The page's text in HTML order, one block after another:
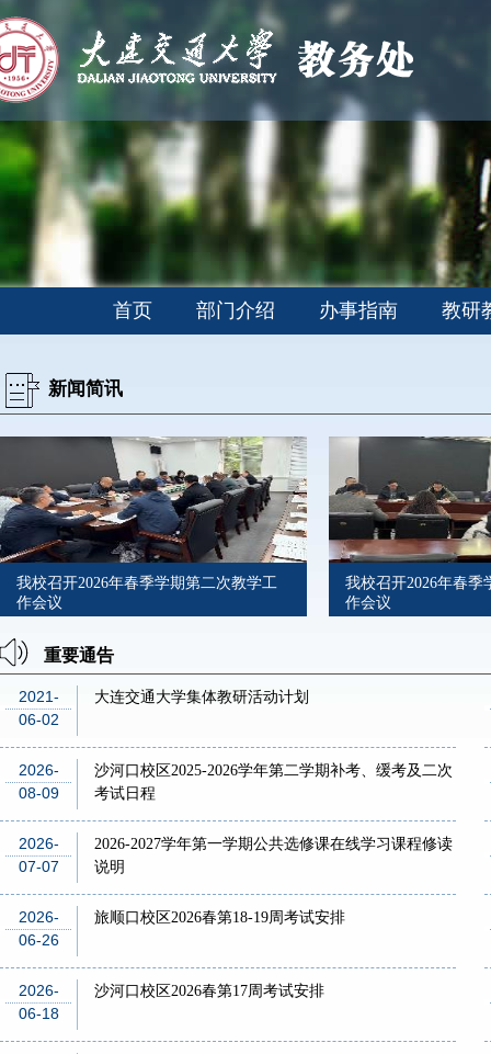
首页 部门介绍 办事指南 教研
新闻简讯
我校召开2026年春季学期第二次教学工
作会议
我校召开2026年春季
作会议
重要通告
2021-
06-02
大连交通大学集体教研活动计划
2026-
08-09
沙河口校区2025-2026学年第二学期补考、缓考及二次
考试日程
2026-
07-07
2026-2027学年第一学期公共选修课在线学习课程修读
说明
2026-
06-26
旅顺口校区2026春第18-19周考试安排
2026-
06-18
沙河口校区2026春第17周考试安排